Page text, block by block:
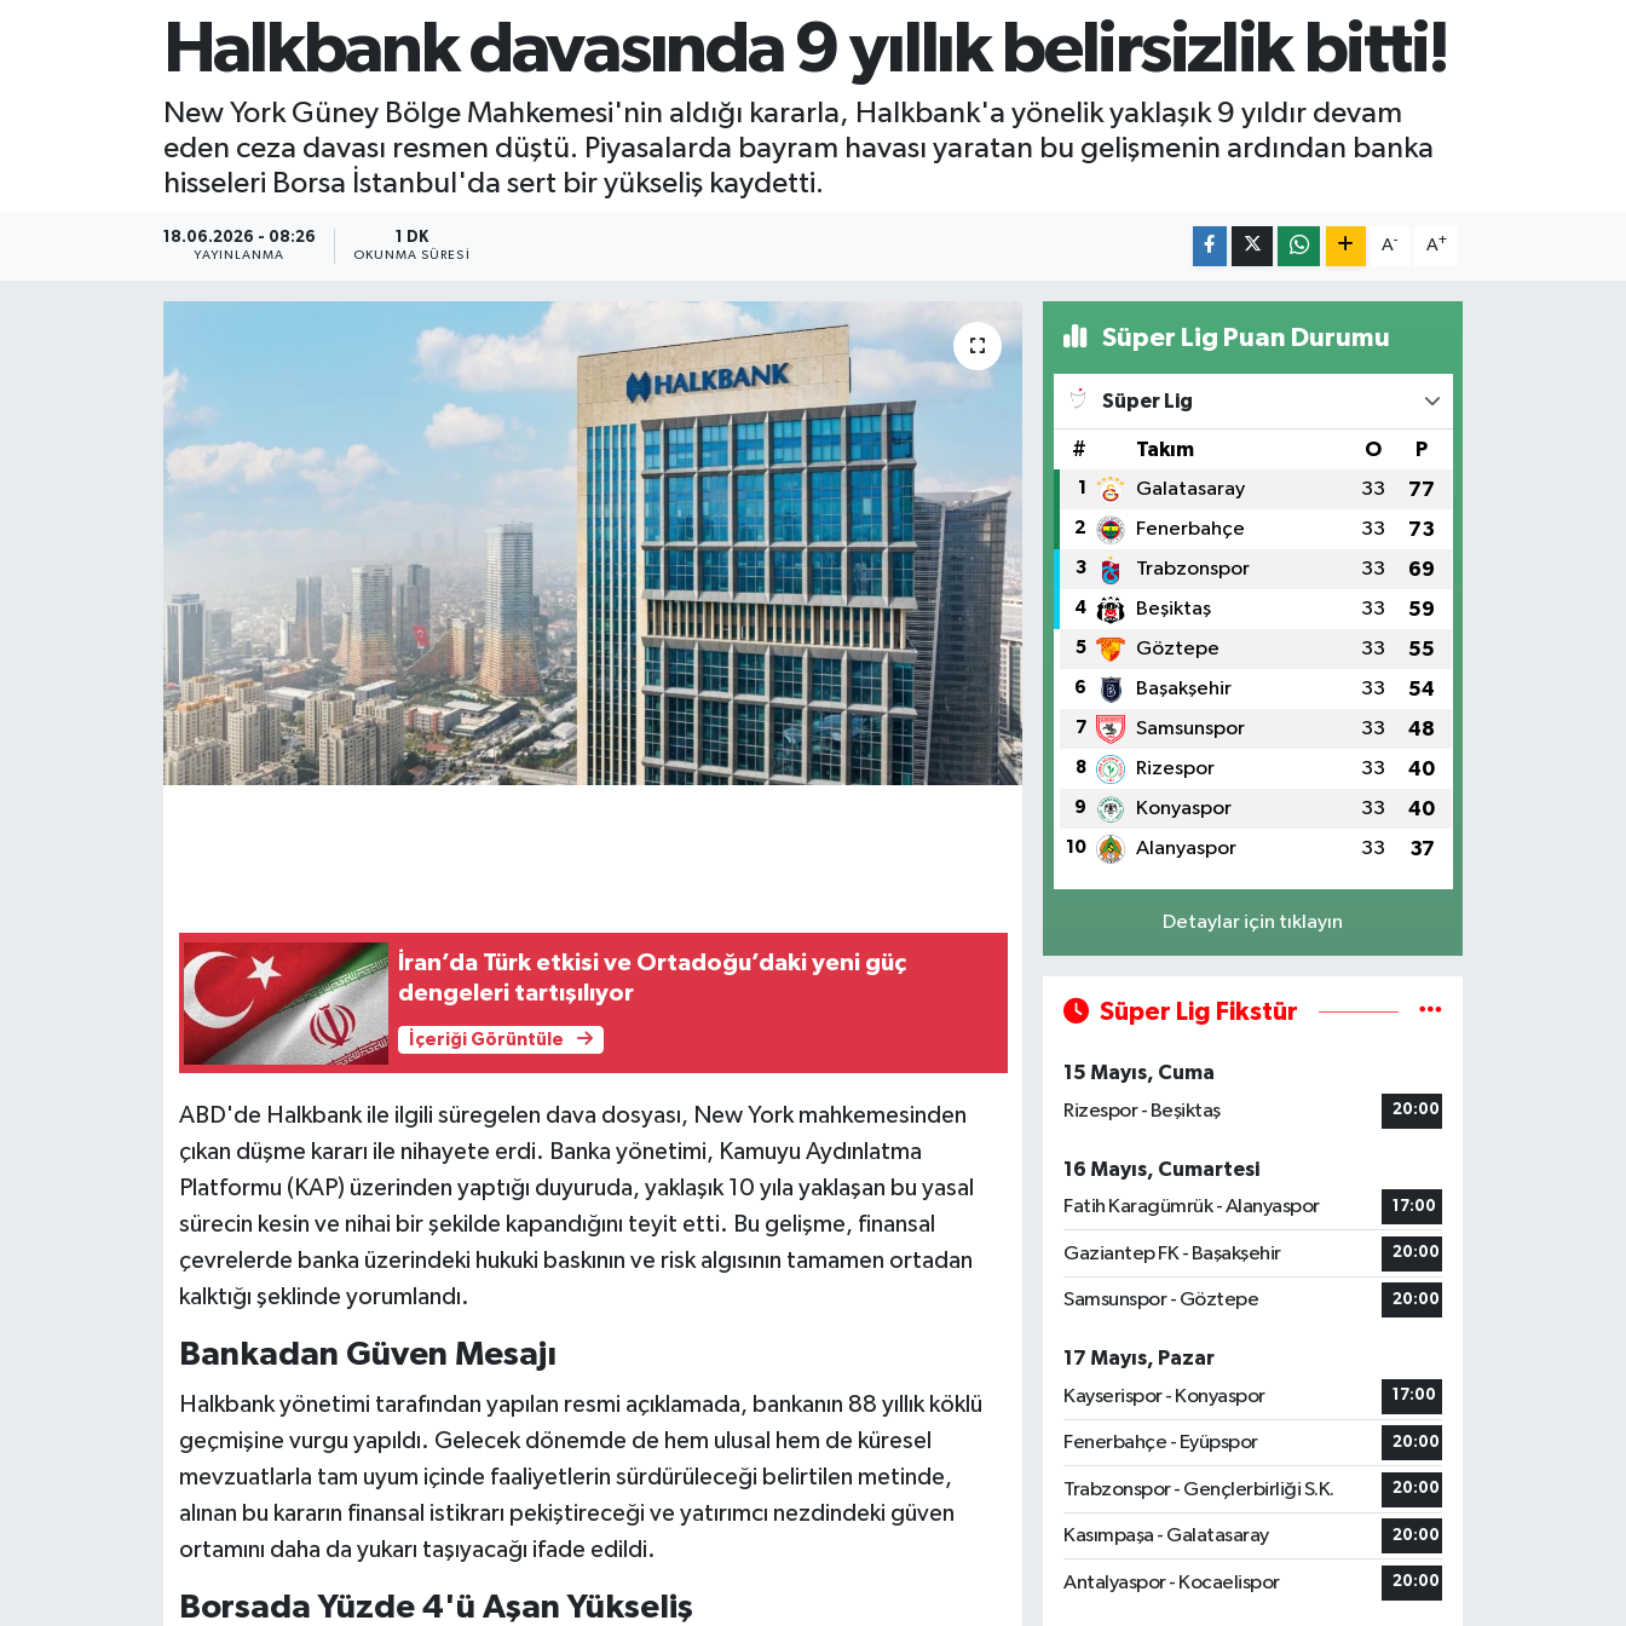
Halkbank davasında 9 yıllık belirsizlik bitti!
New York Güney Bölge Mahkemesi'nin aldığı kararla, Halkbank'a yönelik yaklaşık 9 yıldır devam
eden ceza davası resmen düştü. Piyasalarda bayram havası yaratan bu gelişmenin ardından banka
hisseleri Borsa İstanbul'da sert bir yükseliş kaydetti.
18.06.2026 - 08:26
YAYINLANMA
1 DK
OKUNMA SÜRESI
A- A+
İran’da Türk etkisi ve Ortadoğu’daki yeni güç
dengeleri tartışılıyor
İçeriği Görüntüle
ABD'de Halkbank ile ilgili süregelen dava dosyası, New York mahkemesinden
çıkan düşme kararı ile nihayete erdi. Banka yönetimi, Kamuyu Aydınlatma
Platformu (KAP) üzerinden yaptığı duyuruda, yaklaşık 10 yıla yaklaşan bu yasal
sürecin kesin ve nihai bir şekilde kapandığını teyit etti. Bu gelişme, finansal
çevrelerde banka üzerindeki hukuki baskının ve risk algısının tamamen ortadan
kalktığı şeklinde yorumlandı.
Bankadan Güven Mesajı
Halkbank yönetimi tarafından yapılan resmi açıklamada, bankanın 88 yıllık köklü
geçmişine vurgu yapıldı. Gelecek dönemde de hem ulusal hem de küresel
mevzuatlarla tam uyum içinde faaliyetlerin sürdürüleceği belirtilen metinde,
alınan bu kararın finansal istikrarı pekiştireceği ve yatırımcı nezdindeki güven
ortamını daha da yukarı taşıyacağı ifade edildi.
Borsada Yüzde 4'ü Aşan Yükseliş
Süper Lig Puan Durumu
Süper Lig
# Takım O P
1 Galatasaray 33 77
2 Fenerbahçe 33 73
3 Trabzonspor 33 69
4 Beşiktaş 33 59
5 Göztepe 33 55
6 Başakşehir 33 54
7 Samsunspor 33 48
8 Rizespor 33 40
9 Konyaspor 33 40
10 Alanyaspor 33 37
Detaylar için tıklayın
Süper Lig Fikstür
15 Mayıs, Cuma
Rizespor - Beşiktaş
20:00
16 Mayıs, Cumartesi
Fatih Karagümrük - Alanyaspor
17:00
Gaziantep FK - Başakşehir 20:00
Samsunspor - Göztepe 20:00
17 Mayıs, Pazar
Kayserispor - Konyaspor
17:00
Fenerbahçe - Eyüpspor 20:00
Trabzonspor - Gençlerbirliği S.K. 20:00
Kasımpaşa - Galatasaray 20:00
Antalyaspor - Kocaelispor 20:00